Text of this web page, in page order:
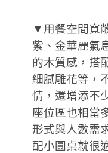
▼用餐空間寬
紫、金華麗氣
的木質感，搭
細膩雕花等，
情，還增添不
座位區也相當
形式與人數需
配小圓桌就很